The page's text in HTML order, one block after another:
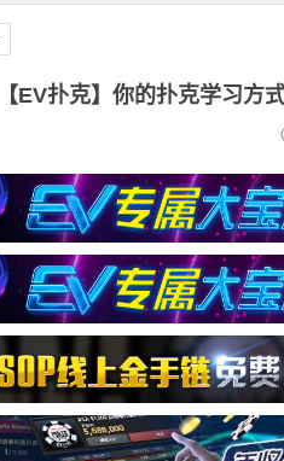
【EV扑克】你的扑克学习方